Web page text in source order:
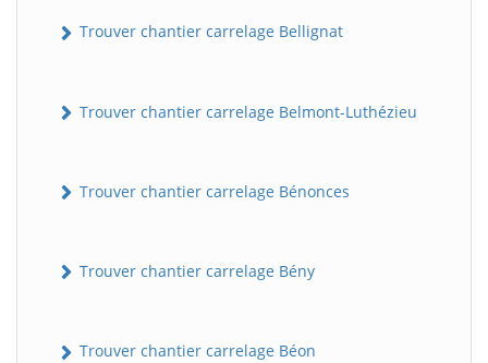
Trouver chantier carrelage Bellignat
Trouver chantier carrelage Belmont-Luthézieu
Trouver chantier carrelage Bénonces
Trouver chantier carrelage Bény
Trouver chantier carrelage Béon